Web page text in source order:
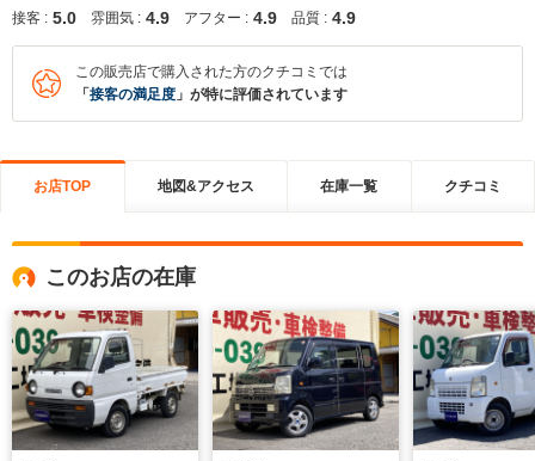
接客 : 5.0 雰囲気 : 4.9 アフター : 4.9 品質 : 4.9
この販売店で購入された方のクチコミでは
「 接客の満足度 」が特に評価されています
お店TOP 地図&アクセス 在庫一覧 クチコミ
このお店の在庫